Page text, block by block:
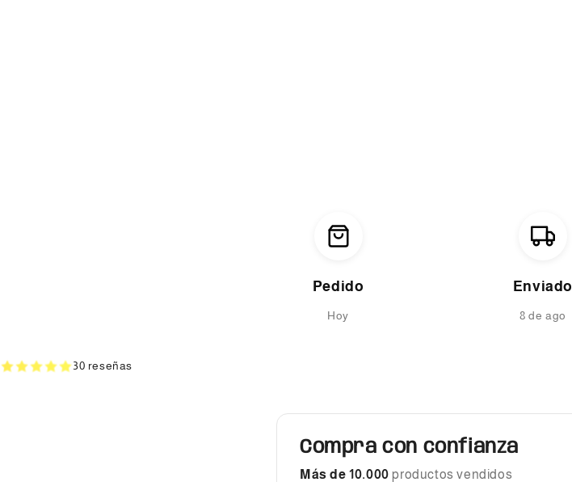
Pedido
Hoy
Enviado
8 de ago
30 reseñas
Compra con confianza
Más de 10.000 productos vendidos